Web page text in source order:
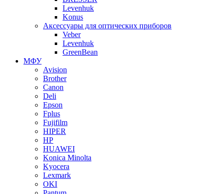
Levenhuk
Konus
Аксессуары для оптических приборов
Veber
Levenhuk
GreenBean
МФУ
Avision
Brother
Canon
Deli
Epson
Fplus
Fujifilm
HIPER
HP
HUAWEI
Konica Minolta
Kyocera
Lexmark
OKI